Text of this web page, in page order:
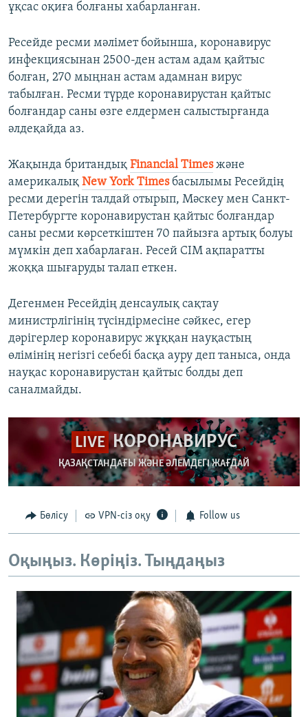
ұқсас оқиға болғаны хабарланған.
Ресейде ресми мәлімет бойынша, коронавирус
инфекциясынан 2500-ден астам адам қайтыс
болған, 270 мыңнан астам адамнан вирус
табылған. Ресми түрде коронавирустан қайтыс
болғандар саны өзге елдермен салыстырғанда
әлдеқайда аз.
Жақында британдық Financial Timesжәне
америкалық New York Timesбасылымы Ресейдің
ресми дерегін талдай отырып, Мәскеу мен Санкт-
Петербургте коронавирустан қайтыс болғандар
саны ресми көрсеткіштен 70 пайызға артық болуы
мүмкін деп хабарлаған. Ресей СІМ ақпаратты
жоққа шығаруды талап еткен.
Дегенмен Ресейдің денсаулық сақтау
министрлігінің түсіндірмесіне сәйкес, егер
дәрігерлер коронавирус жұққан науқастың
өлімінің негізгі себебі басқа ауру деп таныса, онда
науқас коронавирустан қайтыс болды деп
саналмайды.
LIVE КОРОНАВИРУС
ҚАЗАҚСТАНДАҒЫ ЖӘНЕ ӘЛЕМДЕГІ ЖАҒДАЙ
Бөлісу VPN-сіз оқу Follow us
Оқыңыз. Көріңіз. Тыңдаңыз